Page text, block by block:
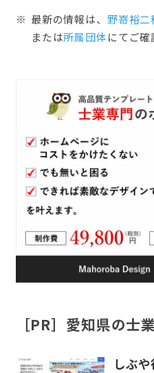
最新の情報は、 野嵜裕
または所属団体にてご確
［PR］愛知県の士
しぶ